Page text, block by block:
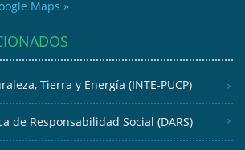
Maps »
Tierra y Energía (INTE-PUCP)
de Responsabilidad Social (DARS)